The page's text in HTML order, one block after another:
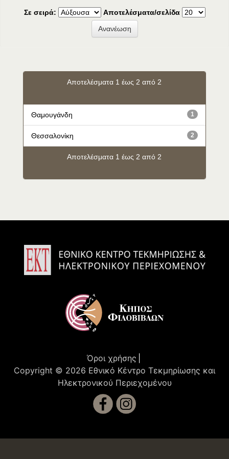
Σε σειρά: Αποτελέσματα/σελίδα
Αποτελέσματα 1 έως 2 από 2
Θαμουγάνδη 1
Θεσσαλονίκη 2
Αποτελέσματα 1 έως 2 από 2